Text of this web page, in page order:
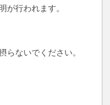
が行われます。
らないでください。